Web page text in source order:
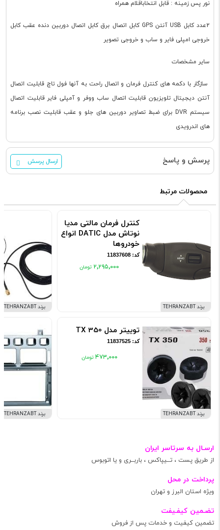
نور پس زمینه : قابل انتخاباقلام همراه
2عدد کابل USB آنتن GPS کابل اتصال برق کابل اتصال دوربین دنده عقب کابل
خروجی امپلی فایر و ساب و خروجی تصویر
سایر مشخصات
سازگار با دکمه های کنترل فرمان و اتصال راحت به آنها فول تاچ قابلیت اتصال
آنتن دیجیتال تلویزیون قابلیت اتصال ساب ووفر و آمپلی فایر قابلیت اتصال
سیستم DVR برای ضبط تصاویر دوربین های جلو و عقب قابلیت نصب برنامه
های اندرویدی
پرسش و پاسخ ارسال پرسش
محصولات مرتبط
برند TEHRANZABT
کنترل فرمان مالتی مدیا
نوتاش مدل DATIC انواع
خودروها
کد: 11837608
۲٬۲۹۵٬۰۰۰
برند TEHRANZABT
توییتر مدل TX 350
کد: 11837525
۴۷۳٬۰۰۰
برند TEHRANZABT
برند TEHRANZABT
ارسـال به سرتاسر ایران
از طریق پست ، تــیپاکس ، باربــری و یا اتوبوس
پرداخت در محل
ویژه استان البرز و تهران
تضـمین کیفـیفت
تضمین کیفیت و خدمات پس از فروش